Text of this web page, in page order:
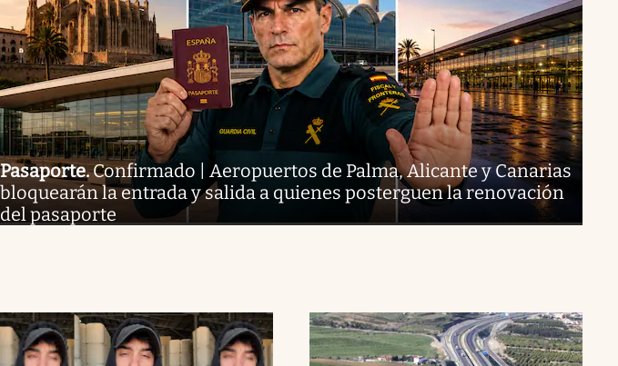
Pasaporte.Confirmado | Aeropuertos de Palma, Alicante y Canarias
bloquearán la entrada y salida a quienes posterguen la renovación
del pasaporte